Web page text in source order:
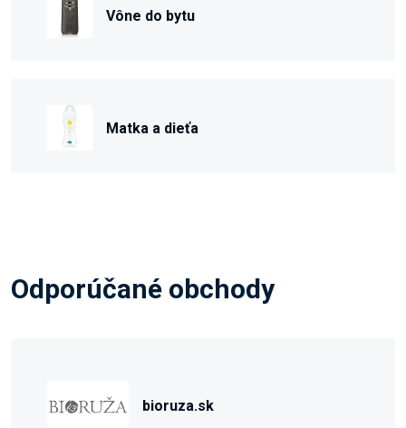
Vône do bytu
Matka a dieťa
Odporúčané obchody
bioruza.sk